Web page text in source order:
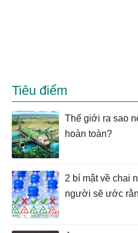
Tiêu điểm
Thế giới ra sao
hoàn toàn?
2 bí mật về chai
người sẽ ước